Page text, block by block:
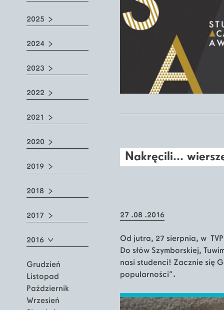
2025
2024
2023
2022
2021
2020
2019
2018
2017
2016
Grudzień
Listopad
Październik
Wrzesień
Nakręcili...
27 .08 .2016
Od jutra, 27 sierpnia, w
Do słów Szymborskiej,
nasi studenci! Zacznie się
popularności”.